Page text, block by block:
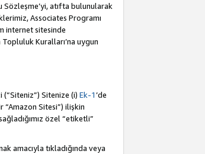
atıfta bulunularak
Associates Programı
internet sitesinde
Kuralları’na uygun
(“Siteniz”) Sitenize (i) Ek-1’de
Sitesi”) ilişkin
özel “etiketli”
amacıyla tıkladığında veya